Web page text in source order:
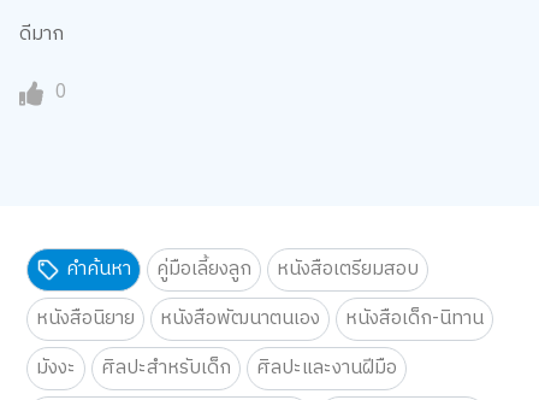
ดีมาก
0
คำค้นหา คู่มือเลี้ยงลูก
หนังสือเตรียมสอบ
หนังสือนิยาย
หนังสือพัฒนาตนเอง
หนังสือเด็ก-นิทาน
มังงะ
ศิลปะสำหรับเด็ก
ศิลปะและงานฝีมือ